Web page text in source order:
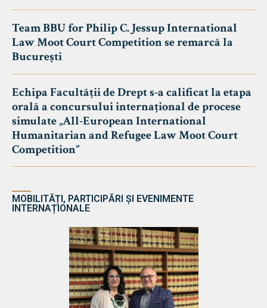
Team BBU for Philip C. Jessup International
Law Moot Court Competition se remarcă la
București
Echipa Facultății de Drept s-a calificat la etapa
orală a concursului internațional de procese
simulate „All-European International
Humanitarian and Refugee Law Moot Court
Competition”
MOBILITĂȚI, PARTICIPĂRI ȘI EVENIMENTE
INTERNAȚIONALE